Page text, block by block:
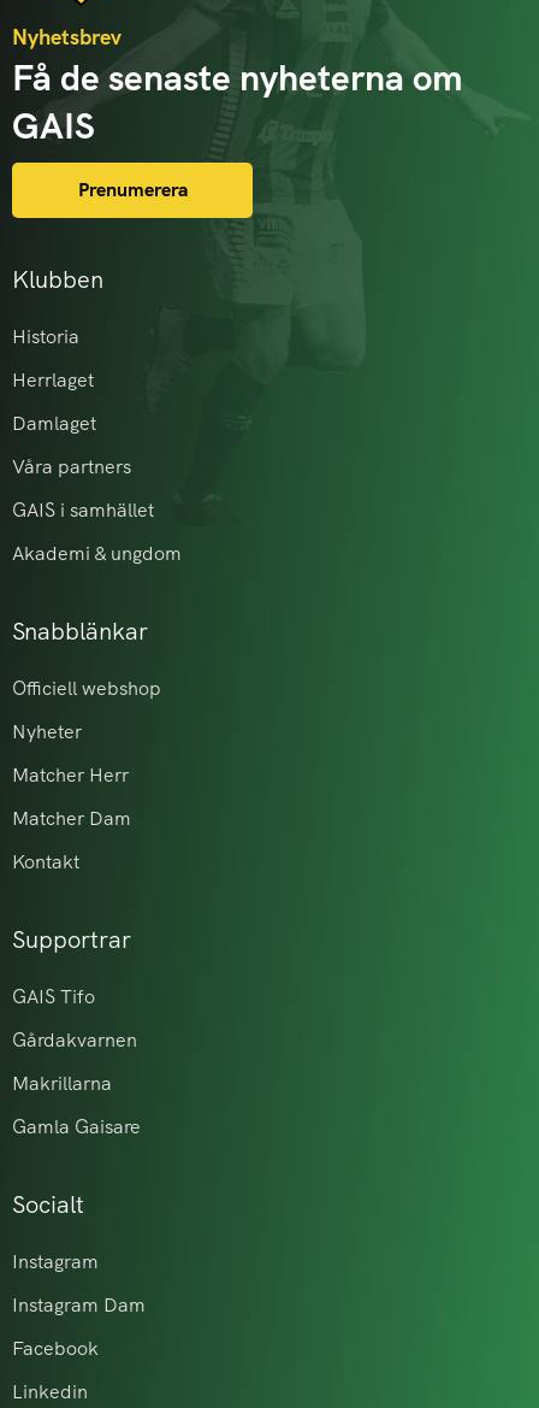
Klubben
Historia
Herrlaget
Damlaget
Våra partners
GAIS i samhället
Akademi & ungdom
Snabblänkar
Officiell webshop
Nyheter
Matcher Herr
Matcher Dam
Kontakt
Supportrar
GAIS Tifo
Gårdakvarnen
Makrillarna
Gamla Gaisare
Socialt
Instagram
Instagram Dam
Facebook
Linkedin
Nyhetsbrev
Få de senaste nyheterna om
GAIS
Prenumerera